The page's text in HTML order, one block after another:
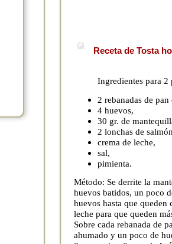
Receta de Tosta
Ingredientes para 2
2 rebanadas de
4 huevos,
30 gr. de
2 lonchas de
crema de leche,
sal,
pimienta.
Método: Se derrite la
huevos batidos, un poco
huevos hasta que queden
leche para que queden
Sobre cada rebanada de
ahumado y un poco de